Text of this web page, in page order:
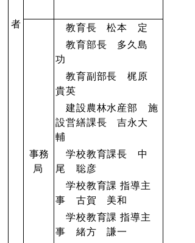
者
事務
局
教育長 松本 定
教育部長 多久島
功
教育副部長 梶原
貴英
建設農林水産部 施
設営繕課長 吉永大
輔
学校教育課長 中
尾 聡彦
学校教育課 指導主
事 古賀 美和
学校教育課 指導主
事 緒方 謙一